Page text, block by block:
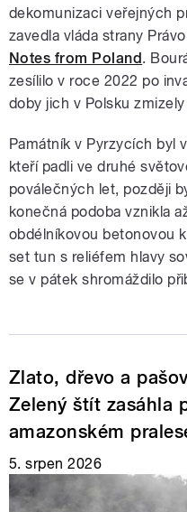
dekomunizaci veřejných
zavedla vláda strany
Notes from Poland.
zesílilo v roce 2022 po
doby jich v Polsku
Památník v Pyrzycích byl
kteří padli ve druhé
poválečných let, později
konečná podoba vznikla
obdélníkovou betonovou
set tun s reliéfem hlavy
se v pátek shromáždilo
Zlato, dřevo a
Zelený štít zasáhla
amazonském
5. srpen 2026